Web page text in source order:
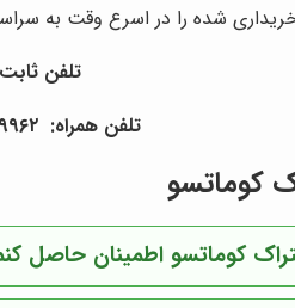
شده را در اسرع وقت به
تلفن ثابت: ۰۲۱۵۵۴۵۹۲۵۲ -
تلفن همراه: ۰۹۱۲۵۹۰۹۹۶۲ - ۰۹۱۲۵۱۲۱۵۴۰‌‌‌ - ۰۹۱۲۶۹۳۱۶۶۷
کوماتسو
کوماتسو اطمینان حاصل